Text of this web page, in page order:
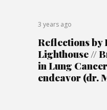
3 years ago
Reflections by
Lighthouse //
in Lung
endeavor (dr.